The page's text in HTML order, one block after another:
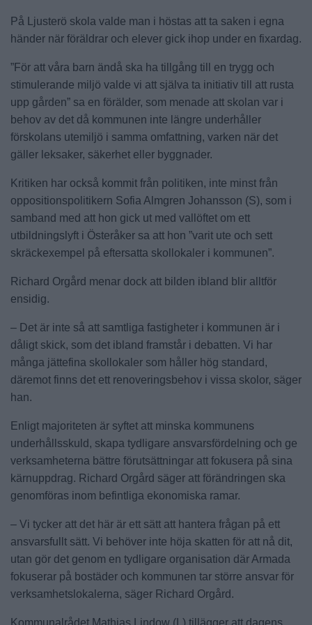
På Ljusterö skola valde man i höstas att ta saken i egna
händer när föräldrar och elever gick ihop under en fixardag.
”För att våra barn ändå ska ha tillgång till en trygg och
stimulerande miljö valde vi att själva ta initiativ till att rusta
upp gården” sa en förälder, som menade att skolan var i
behov av det då kommunen inte längre underhåller
förskolans utemiljö i samma omfattning, varken när det
gäller leksaker, säkerhet eller byggnader.
Kritiken har också kommit från politiken, inte minst från
oppositionspolitikern Sofia Almgren Johansson (S), som i
samband med att hon gick ut med vallöftet om ett
utbildningslyft i Österåker sa att hon ”varit ute och sett
skräckexempel på eftersatta skollokaler i kommunen”.
Richard Orgård menar dock att bilden ibland blir alltför
ensidig.
– Det är inte så att samtliga fastigheter i kommunen är i
dåligt skick, som det ibland framstår i debatten. Vi har
många jättefina skollokaler som håller hög standard,
däremot finns det ett renoveringsbehov i vissa skolor, säger
han.
Enligt majoriteten är syftet att minska kommunens
underhållsskuld, skapa tydligare ansvarsfördelning och ge
verksamheterna bättre förutsättningar att fokusera på sina
kärnuppdrag. Richard Orgård säger att förändringen ska
genomföras inom befintliga ekonomiska ramar.
– Vi tycker att det här är ett sätt att hantera frågan på ett
ansvarsfullt sätt. Vi behöver inte höja skatten för att nå dit,
utan gör det genom en tydligare organisation där Armada
fokuserar på bostäder och kommunen tar större ansvar för
verksamhetslokalerna, säger Richard Orgård.